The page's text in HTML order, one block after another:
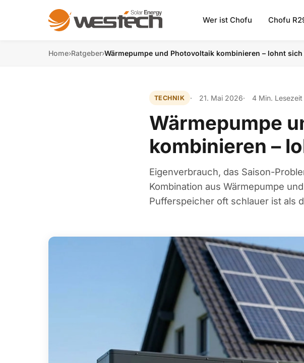
Wer ist Chofu Chofu
Home›Ratgeber›Wärmepumpe und Photovoltaik kombinieren – lohnt sich
TECHNIK 21. Mai 2026 4 Min. Lesezeit
Wärmepumpe
kombinieren –
Eigenverbrauch, das Saison-
Kombination aus Wärmepumpe
Pufferspeicher oft schlauer ist als